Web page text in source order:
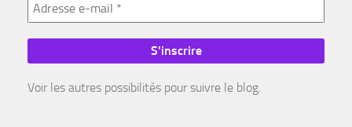
Voir les autres possibilités pour suivre le blog.